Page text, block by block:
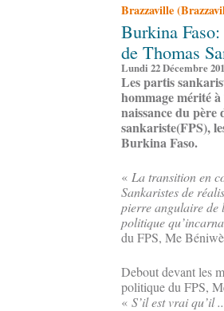
Brazzaville
Burkina
de Thomas
Lundi 22 Décembre
Les partis
hommage mérité
naissance du
sankariste(FPS),
Burkina Faso.
« La transition en
Sankaristes de
pierre angulaire de
politique
du FPS, Me
Debout devant les
politique du FPS,
« S’il est vrai qu’il